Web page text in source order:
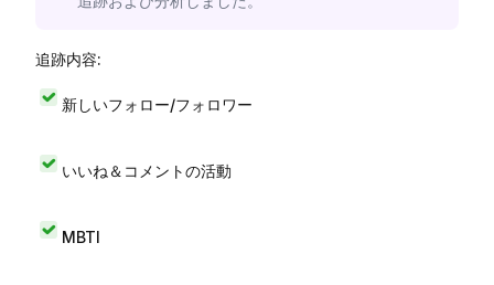
追跡内容:
新しいフォロー/フォロワー
いいね＆コメントの活動
MBTI